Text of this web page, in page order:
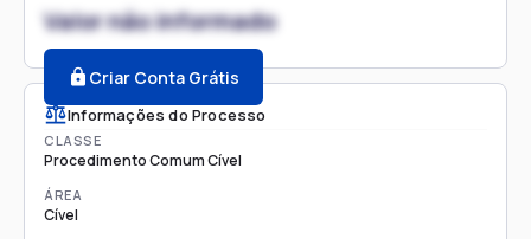
Valor não informado
Criar Conta Grátis
Informações do Processo
CLASSE
Procedimento Comum Cível
ÁREA
Cível